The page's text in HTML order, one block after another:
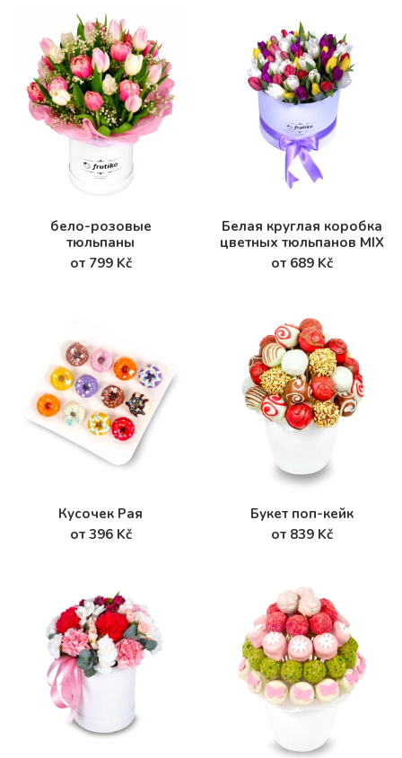
бело-розовые
тюльпаны
от 799 Kč
Белая круглая коробка
цветных тюльпанов MIX
от 689 Kč
Кусочек Рая
от 396 Kč
Букет поп-кейк
от 839 Kč